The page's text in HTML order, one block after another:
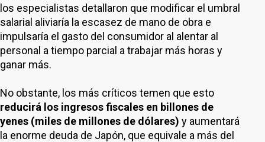
los especialistas detallaron que modificar el umbral
salarial aliviaría la escasez de mano de obra e
impulsaría el gasto del consumidor al alentar al
personal a tiempo parcial a trabajar más horas y
ganar más.
No obstante, los más críticos temen que esto
reducirá los ingresos fiscales en billones de
yenes (miles de millones de dólares) y aumentará
la enorme deuda de Japón, que equivale a más del